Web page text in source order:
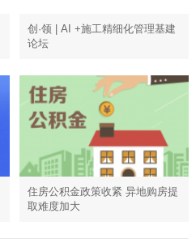
创·领 | AI +施工精细化管理基建
论坛
住房公积金政策收紧 异地购房提
取难度加大